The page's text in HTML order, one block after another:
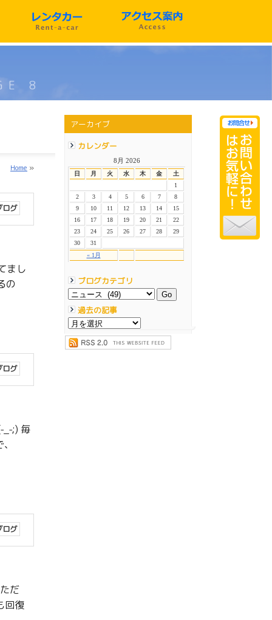
8
アーカイブ
カレンダー
8月 2026
日 月 火 水 木 金 土
« 1月
1
2
3 4 5 6 7
8
9
10 11 12 13 14
15
16
17 18 19 20 21
22
23
24 25 26 27 28
29
30
31
ブログカテゴリ
過去の記事
Home »
ログ
まし
の
ログ
_-;) 毎
ログ
だ
回復